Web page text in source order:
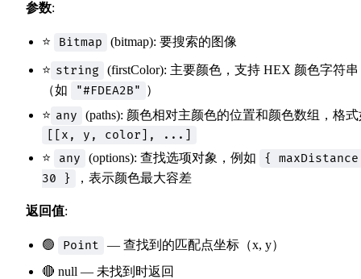
参数:
⭐ Bitmap (bitmap): 要搜索的图像
⭐ string
(firstColor): 主要颜色，支持 HEX 颜色字符串
（如
"#FDEA2B" ）
⭐ any
(paths): 颜色相对主颜色的位置和颜色数组，格
[[x, y, color], ...]
⭐
any (options): 查找选项对象，例如
{
30 }
，表示颜色最大容差
返回值:
🟢 Point
— 查找到的匹配点坐标（x, y）
🔴 null — 未找到时返回